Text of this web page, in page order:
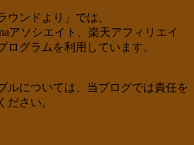
ウンドより」では、
アソシエイト、楽天アフィリエイ
ログラムを利用しています。
ルについては、当ブログでは責任を
ださい。